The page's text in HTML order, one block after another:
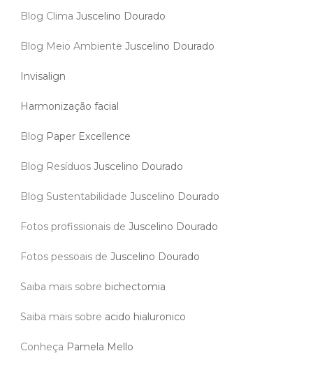
Blog Clima Juscelino Dourado
Blog Meio Ambiente Juscelino Dourado
Invisalign
Harmonização facial
Blog Paper Excellence
Blog Resíduos Juscelino Dourado
Blog Sustentabilidade Juscelino Dourado
Fotos profissionais de Juscelino Dourado
Fotos pessoais de Juscelino Dourado
Saiba mais sobre bichectomia
Saiba mais sobre acido hialuronico
Conheça Pamela Mello